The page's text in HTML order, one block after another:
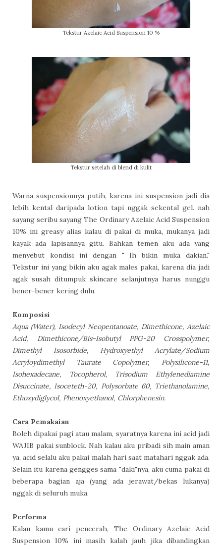
Tekstur Azelaic Acid Suspension 10 %
Tekstur setelah di blend di kulit
Warna suspensionnya putih, karena ini suspension jadi dia
lebih kental daripada lotion tapi nggak sekental gel. nah
sayang seribu sayang The Ordinary Azelaic Acid Suspension
10% ini greasy alias kalau di pakai di muka, mukanya jadi
kayak ada lapisannya gitu. Bahkan temen aku ada yang
menyebut kondisi ini dengan " Ih bikin muka dakian."
Tekstur ini yang bikin aku agak males pakai, karena dia jadi
agak susah ditumpuk skincare selanjutnya harus nunggu
bener-bener kering dulu.
Komposisi
Aqua (Water), Isodecyl Neopentanoate, Dimethicone, Azelaic
Acid, Dimethicone/Bis-Isobutyl PPG-20 Crosspolymer,
Dimethyl Isosorbide, Hydroxyethyl Acrylate/Sodium
Acryloydimethyl Taurate Copolymer, Polysilicone-11,
Isohexadecane, Tocopherol, Trisodium Ethylenediamine
Disuccinate, Isoceteth-20, Polysorbate 60, Triethanolamine,
Ethoxydiglycol, Phenoxyethanol, Chlorphenesin.
Cara Pemakaian
Boleh dipakai pagi atau malam, syaratnya karena ini acid jadi
WAJIB pakai sunblock. Nah kalau aku pribadi sih main aman
ya, acid selalu aku pakai malah hari saat matahari nggak ada.
Selain itu karena gengges sama "daki"nya, aku cuma pakai di
beberapa bagian aja (yang ada jerawat/bekas lukanya)
nggak di seluruh muka.
Performa
Kalau kamu cari pencerah, The Ordinary Azelaic Acid
Suspension 10% ini masih kalah jauh jika dibandingkan